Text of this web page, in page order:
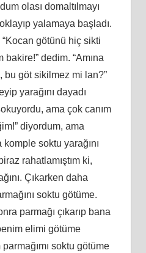
olası domaltılmayı
yalamaya başladı.
götünü hiç sikti
bakire!” dedim. “Amına
bu göt sikilmez mi lan?”
yarağını dayadı
ama çok canım
diyordum, ama
soktu yarağını
rahatlamıştım ki,
Çıkarken daha
soktu götüme.
parmağı çıkarıp bana
elimi götüme
soktu götüme